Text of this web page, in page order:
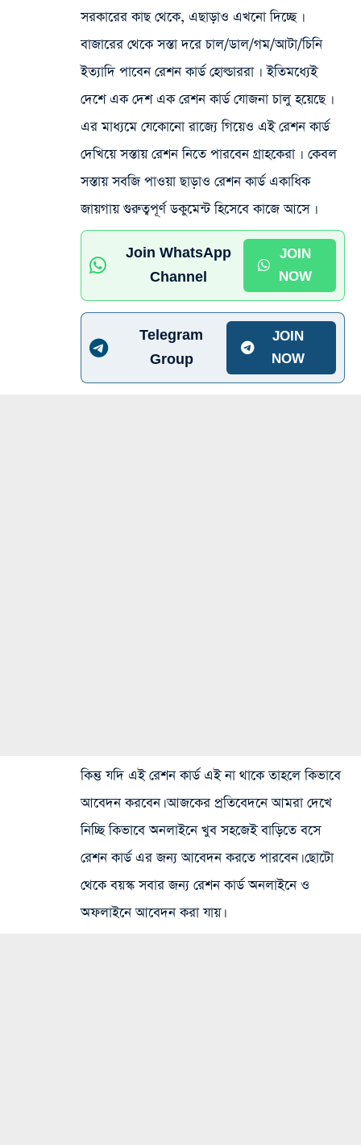
সরকারের কাছ থেকে, এছাড়াও এখনো দিচ্ছে ৷
বাজারের থেকে সস্তা দরে চাল/ডাল/গম/আটা/চিনি
ইত্যাদি পাবেন রেশন কার্ড হোল্ডাররা ৷ ইতিমধ্যেই
দেশে এক দেশ এক রেশন কার্ড যোজনা চালু হয়েছে ৷
এর মাধ্যমে যেকোনো রাজ্যে গিয়েও এই রেশন কার্ড
দেখিয়ে সস্তায় রেশন নিতে পারবেন গ্রাহকেরা ৷ কেবল
সস্তায় সবজি পাওয়া ছাড়াও রেশন কার্ড একাধিক
জায়গায় গুরুত্বপূর্ণ ডকুমেন্ট হিসেবে কাজে আসে ৷
Join WhatsApp
Channel
JOIN
NOW
Telegram
Group
JOIN
NOW
কিন্তু যদি এই রেশন কার্ড এই না থাকে তাহলে কিভাবে
আবেদন করবেন। আজকের প্রতিবেদনে আমরা দেখে
নিচ্ছি কিভাবে অনলাইনে খুব সহজেই বাড়িতে বসে
রেশন কার্ড এর জন্য আবেদন করতে পারবেন। ছোটো
থেকে বয়স্ক সবার জন্য রেশন কার্ড অনলাইনে ও
অফলাইনে আবেদন করা যায়।